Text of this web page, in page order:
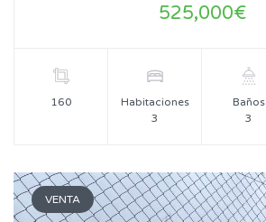
525,000€
160
Habitaciones
3
Baños
3
VENTA